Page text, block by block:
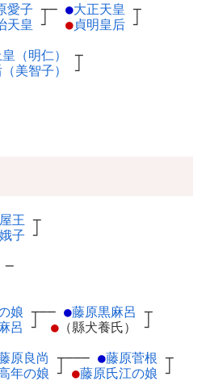
愛子 ┬
天皇 ┘
─ ●大正天皇 ┬
●貞明皇后 ┘
（明仁）
┬
美智子） ┘
王 ┬
子 ┘
─
娘 ┬
呂 ┘
── ●藤原黒麻呂 ┬
● （縣犬養氏） ┘
原良尚 ┬
年の娘 ┘
─── ●藤原菅根 ┬
●藤原氏江の娘 ┘